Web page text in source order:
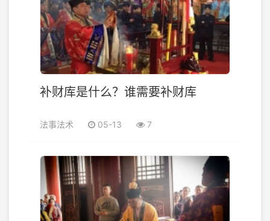
补财库是什么？谁需要补财库
法事法术 05-13 7